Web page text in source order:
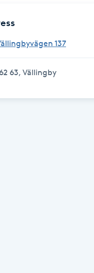
137
63, Vällingby